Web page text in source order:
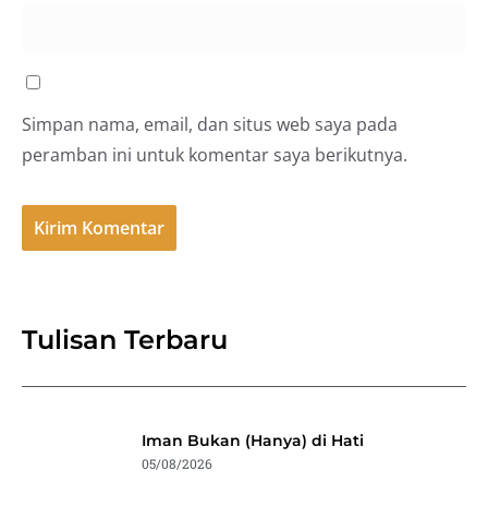
Simpan nama, email, dan situs web saya pada
peramban ini untuk komentar saya berikutnya.
Tulisan Terbaru
Iman Bukan (Hanya) di Hati
05/08/2026